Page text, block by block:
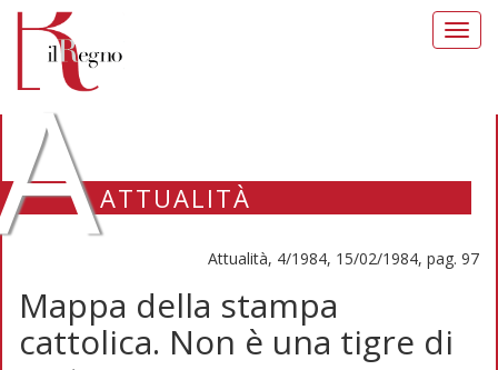
ATTUALITÀ
Attualità, 4/1984, 15/02/1984, pag. 97
Mappa della stampa
cattolica. Non è una tigre di